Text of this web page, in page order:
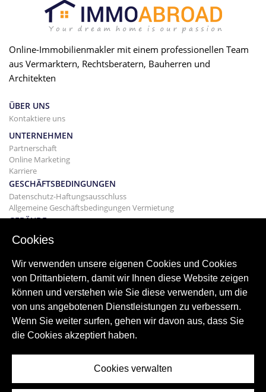
Online-Immobilienmakler mit einem professionellen Team
aus Vermarktern, Rechtsberatern, Bauherren und
Architekten
ÜBER UNS
Kontaktiere uns
UNTERNEHMEN
Partnerschaft
Online Marketing
Karriere
GESCHÄFTSBEDINGUNGEN
Datenschutz-Haftungsausschluss
Allgemeine Geschäftsbedingungen Vermietung
GEBÄUDE
Projekte
Kaufen Sie Ihr Haus
Verkaufen
Hypothek
Suchdienst
BLOGGEN
Bloggen
Weltweite Regionen
Cookies
Wir verwenden unsere eigenen Cookies und Cookies
von Drittanbietern, damit wir Ihnen diese Website zeigen
können und verstehen wie Sie diese verwenden, um die
von uns angebotenen Dienstleistungen zu verbessern.
Wenn Sie weiter surfen, gehen wir davon aus, dass Sie
die Cookies akzeptiert haben.
Cookies verwalten